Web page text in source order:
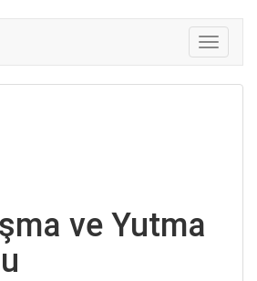
ve Yutma